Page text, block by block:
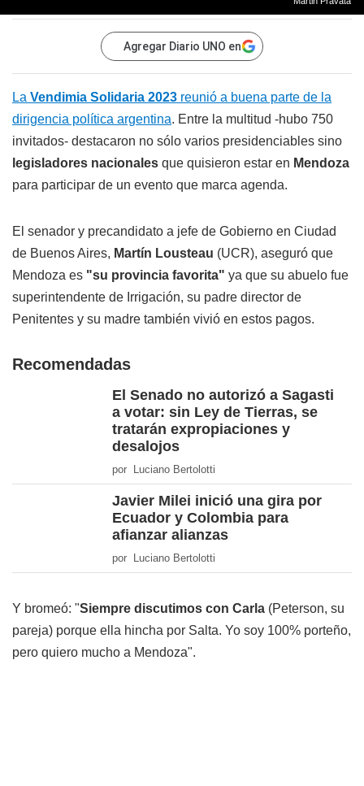
Agregar Diario UNO en
La Vendimia Solidaria 2023 reunió a buena parte de la
dirigencia política argentina. Entre la multitud -hubo 750
invitados- destacaron no sólo varios presidenciables sino
legisladores nacionales que quisieron estar en Mendoza
para participar de un evento que marca agenda.
El senador y precandidato a jefe de Gobierno en Ciudad
de Buenos Aires, Martín Lousteau (UCR), aseguró que
Mendoza es "su provincia favorita" ya que su abuelo fue
superintendente de Irrigación, su padre director de
Penitentes y su madre también vivió en estos pagos.
Recomendadas
El Senado no autorizó a Sagasti
a votar: sin Ley de Tierras, se
tratarán expropiaciones y
desalojos
por Luciano Bertolotti
Javier Milei inició una gira por
Ecuador y Colombia para
afianzar alianzas
por Luciano Bertolotti
Y bromeó: "Siempre discutimos con Carla (Peterson, su
pareja) porque ella hincha por Salta. Yo soy 100% porteño,
pero quiero mucho a Mendoza".